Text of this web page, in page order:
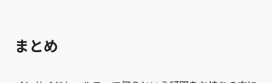
まとめ